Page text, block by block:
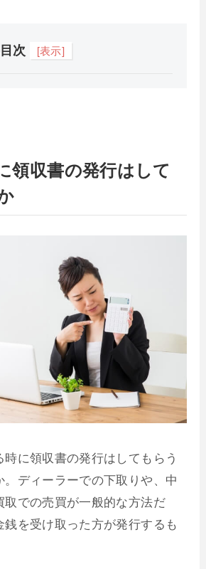
次 [表示]
領収書の発行はして
に領収書の発行はしてもらう
ディーラーでの下取りや、中
での売買が一般的な方法だ
を受け取った方が発行するも